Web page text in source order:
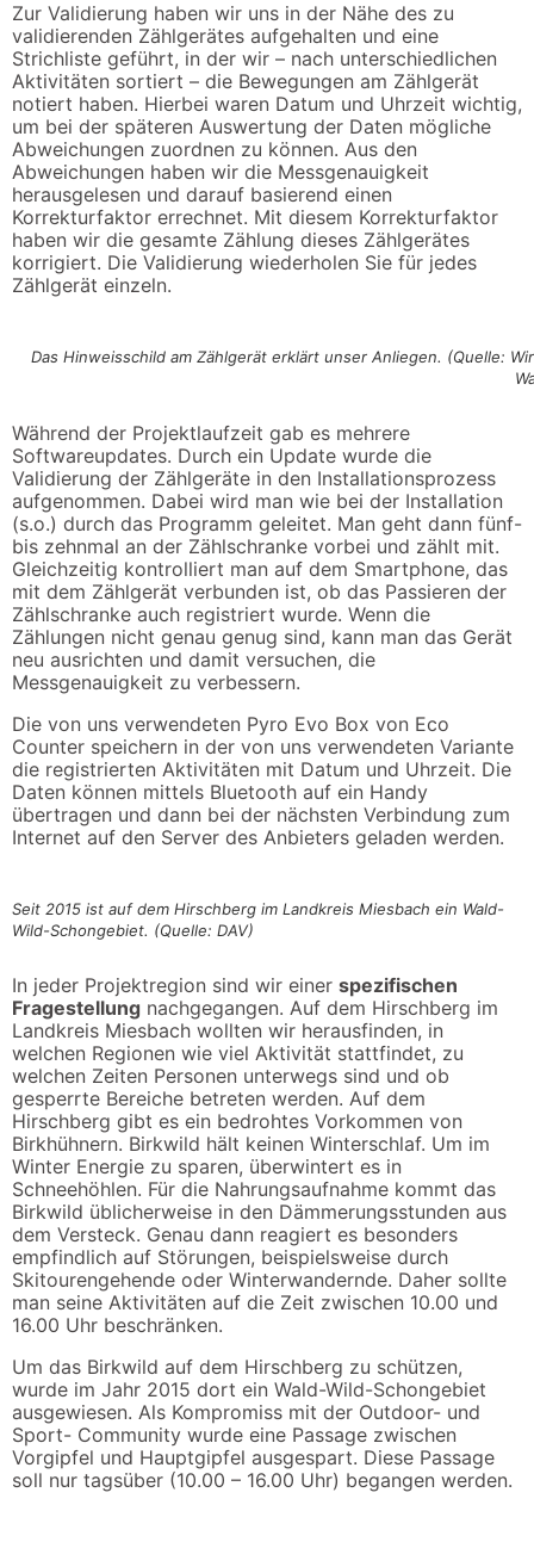
Zur Validierung haben wir uns in der Nähe des zu
validierenden Zählgerätes aufgehalten und eine
Strichliste geführt, in der wir – nach unterschiedlichen
Aktivitäten sortiert – die Bewegungen am Zählgerät
notiert haben. Hierbei waren Datum und Uhrzeit wichtig,
um bei der späteren Auswertung der Daten mögliche
Abweichungen zuordnen zu können. Aus den
Abweichungen haben wir die Messgenauigkeit
herausgelesen und darauf basierend einen
Korrekturfaktor errechnet. Mit diesem Korrekturfaktor
haben wir die gesamte Zählung dieses Zählgerätes
korrigiert. Die Validierung wiederholen Sie für jedes
Zählgerät einzeln.
Das Hinweisschild am Zählgerät erklärt unser Anliegen. (Quelle:
Während der Projektlaufzeit gab es mehrere
Softwareupdates. Durch ein Update wurde die
Validierung der Zählgeräte in den Installationsprozess
aufgenommen. Dabei wird man wie bei der Installation
(s.o.) durch das Programm geleitet. Man geht dann fünf-
bis zehnmal an der Zählschranke vorbei und zählt mit.
Gleichzeitig kontrolliert man auf dem Smartphone, das
mit dem Zählgerät verbunden ist, ob das Passieren der
Zählschranke auch registriert wurde. Wenn die
Zählungen nicht genau genug sind, kann man das Gerät
neu ausrichten und damit versuchen, die
Messgenauigkeit zu verbessern.
Die von uns verwendeten Pyro Evo Box von Eco
Counter speichern in der von uns verwendeten Variante
die registrierten Aktivitäten mit Datum und Uhrzeit. Die
Daten können mittels Bluetooth auf ein Handy
übertragen und dann bei der nächsten Verbindung zum
Internet auf den Server des Anbieters geladen werden.
Seit 2015 ist auf dem Hirschberg im Landkreis Miesbach ein Wald-
Wild-Schongebiet. (Quelle: DAV)
In jeder Projektregion sind wir einer spezifischen
Fragestellung nachgegangen. Auf dem Hirschberg im
Landkreis Miesbach wollten wir herausfinden, in
welchen Regionen wie viel Aktivität stattfindet, zu
welchen Zeiten Personen unterwegs sind und ob
gesperrte Bereiche betreten werden. Auf dem
Hirschberg gibt es ein bedrohtes Vorkommen von
Birkhühnern. Birkwild hält keinen Winterschlaf. Um im
Winter Energie zu sparen, überwintert es in
Schneehöhlen. Für die Nahrungsaufnahme kommt das
Birkwild üblicherweise in den Dämmerungsstunden aus
dem Versteck. Genau dann reagiert es besonders
empfindlich auf Störungen, beispielsweise durch
Skitourengehende oder Winterwandernde. Daher sollte
man seine Aktivitäten auf die Zeit zwischen 10.00 und
16.00 Uhr beschränken.
Um das Birkwild auf dem Hirschberg zu schützen,
wurde im Jahr 2015 dort ein Wald-Wild-Schongebiet
ausgewiesen. Als Kompromiss mit der Outdoor- und
Sport- Community wurde eine Passage zwischen
Vorgipfel und Hauptgipfel ausgespart. Diese Passage
soll nur tagsüber (10.00 – 16.00 Uhr) begangen werden.